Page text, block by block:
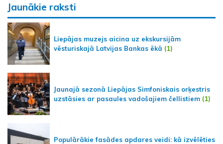
Jaunākie raksti
Liepājas muzejs aicina uz ekskursijām
vēsturiskajā Latvijas Bankas ēkā (1)
Jaunajā sezonā Liepājas Simfoniskais orķestris
uzstāsies ar pasaules vadošajiem čellistiem (1)
Populārākie fasādes apdares veidi: kā izvēlēties